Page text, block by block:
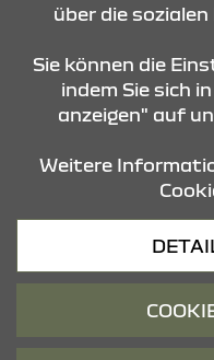
Datenschutz
über die
Sie können die
indem Sie sich
anzeigen" auf
Weitere